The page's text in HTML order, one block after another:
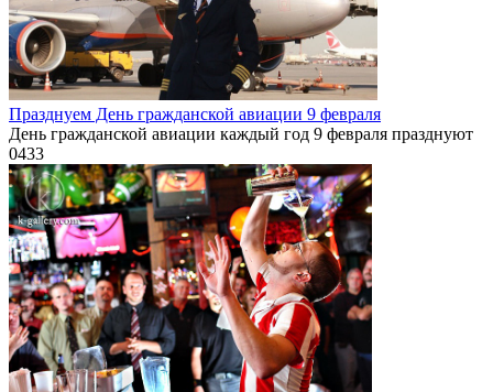
Празднуем День гражданской авиации 9 февраля
День гражданской авиации каждый год 9 февраля празднуют
0433